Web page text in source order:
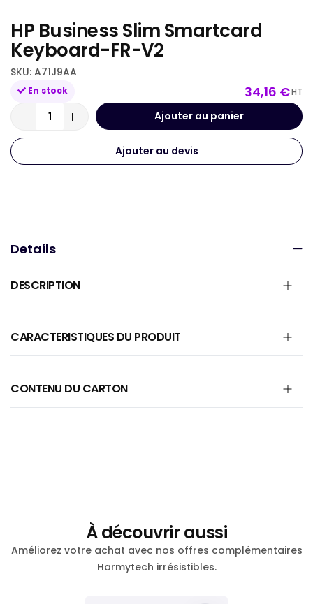
HP Business Slim Smartcard
Keyboard-FR-V2
SKU A71J9AA
En stock 34,16 €HT
Ajouter au panier
Ajouter au devis
of
the
images
gallery
Details
DESCRIPTION
CARACTERISTIQUES DU PRODUIT
CONTENU DU CARTON
À découvrir aussi
Améliorez votre achat avec nos offres complémentaires
Harmytech irrésistibles.